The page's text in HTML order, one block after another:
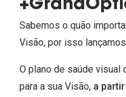
Sabemos o quão
Visão, por isso
O plano de saúde visual
para a sua Visão, a